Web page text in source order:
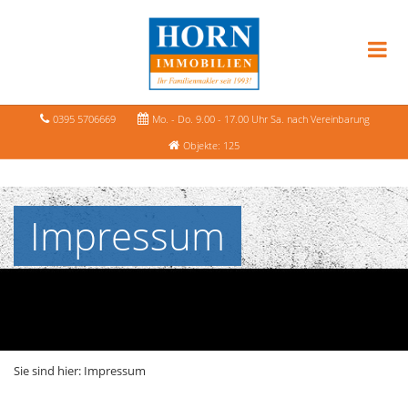
0395 5706669
Mo. - Do. 9.00 - 17.00 Uhr Sa. nach Vereinbarung
Objekte: 125
Impressum
Sie sind hier: Impressum